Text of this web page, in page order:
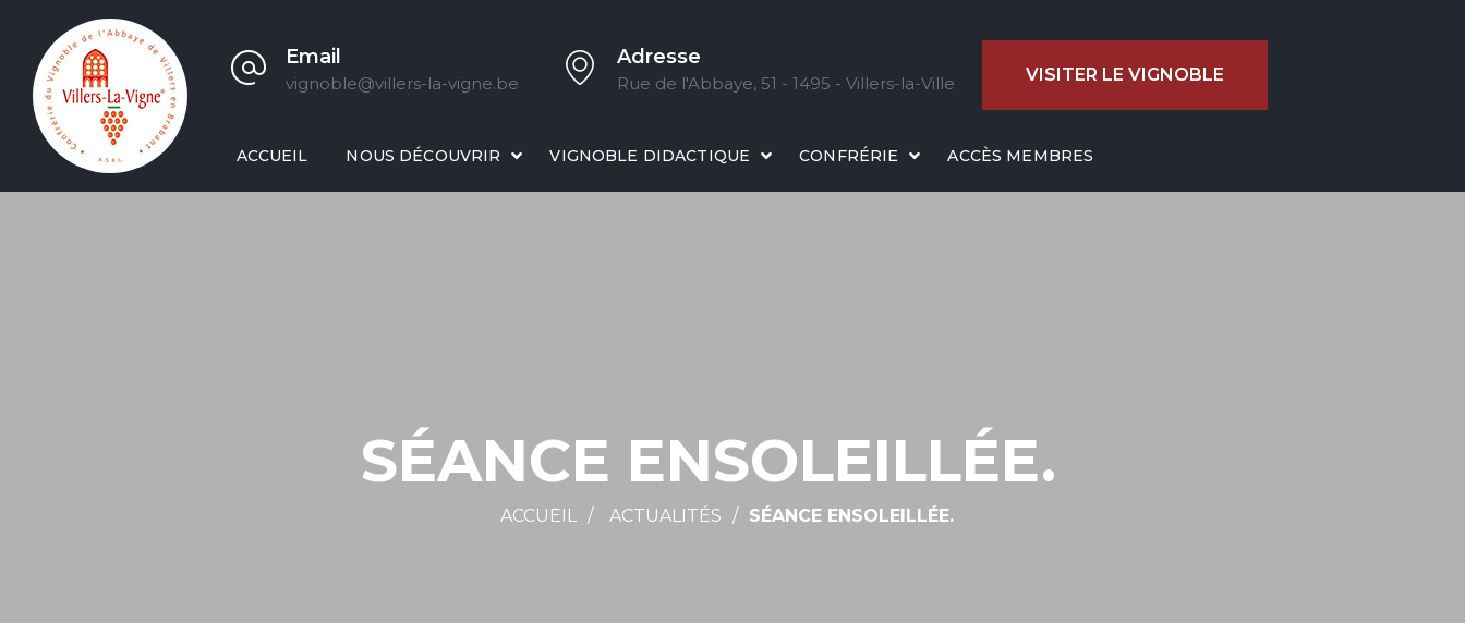
Email
vignoble@villers-la-vigne.be
Adresse
Rue de l'Abbaye, 51 - 1495 - Villers-la-Ville VISITER LE VIGNOBLE
ACCUEIL NOUS DÉCOUVRIR VIGNOBLE DIDACTIQUE CONFRÉRIE ACCÈS MEMBRES
SÉANCE ENSOLEILLÉE.
ACCUEIL ACTUALITÉS SÉANCE ENSOLEILLÉE.